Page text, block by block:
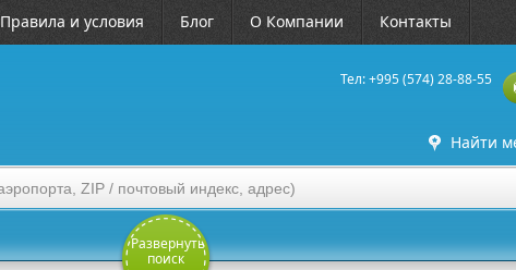
Правила и условия Блог О Компании Контакты
Тел: +995 (574) 28-88-55
Найти
Развернуть
поиск